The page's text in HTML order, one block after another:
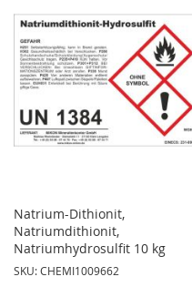
HINZUFÜGEN
Natrium-Dithionit,
Natriumdithionit,
Natriumhydrosulfit 10 kg
SKU: CHEMI1009662